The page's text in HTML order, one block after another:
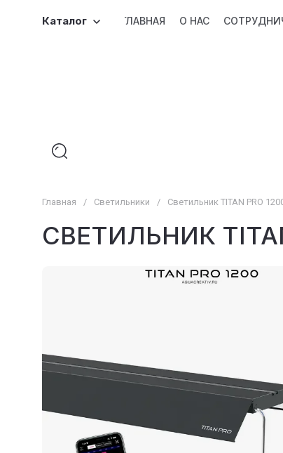
Каталог ГЛАВНАЯ О НАС
Главная / Светильники / Светильник TITAN PRO
СВЕТИЛЬНИК